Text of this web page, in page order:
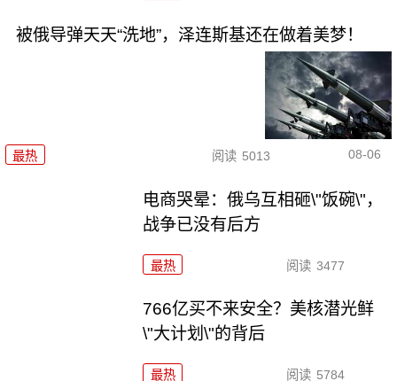
被俄导弹天天“洗地”，泽连斯基还在做着美梦！
最热 阅读 5013 08-06
电商哭晕：俄乌互相砸\"饭碗\"，
战争已没有后方
最热 阅读 3477
766亿买不来安全？美核潜光鲜
\"大计划\"的背后
最热 阅读 5784